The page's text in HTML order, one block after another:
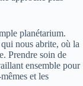
planétarium.
nous abrite, où la
Prendre soin de
ensemble pour
et les